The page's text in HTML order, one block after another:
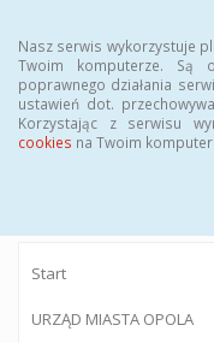
Nasz serwis wykorzystuje
Twoim komputerze. Są
poprawnego działania
ustawień dot.
Korzystając z serwisu
cookies na Twoim
BIULETYN
Start
URZĄD MIASTA OPOLA